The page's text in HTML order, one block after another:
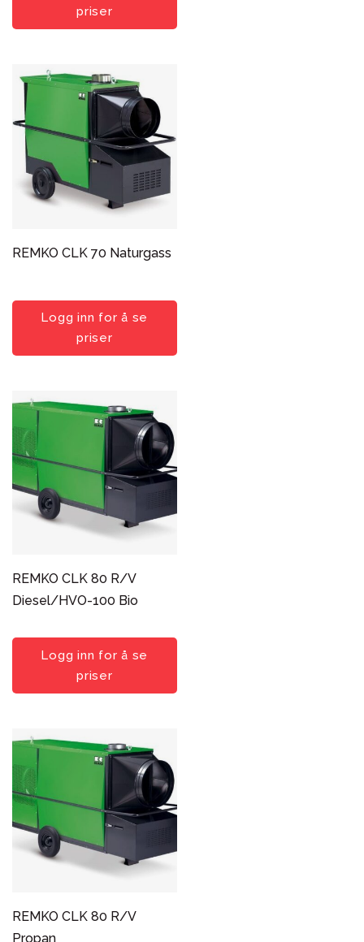
priser
REMKO CLK 70 Naturgass
Logg inn for å se
priser
REMKO CLK 80 R/V
Diesel/HVO-100 Bio
Logg inn for å se
priser
REMKO CLK 80 R/V
Propan